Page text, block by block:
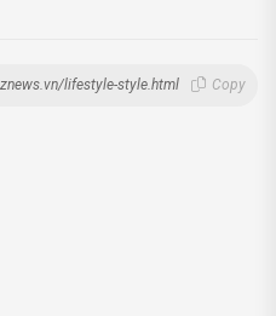
lifestyle-style.html Copy